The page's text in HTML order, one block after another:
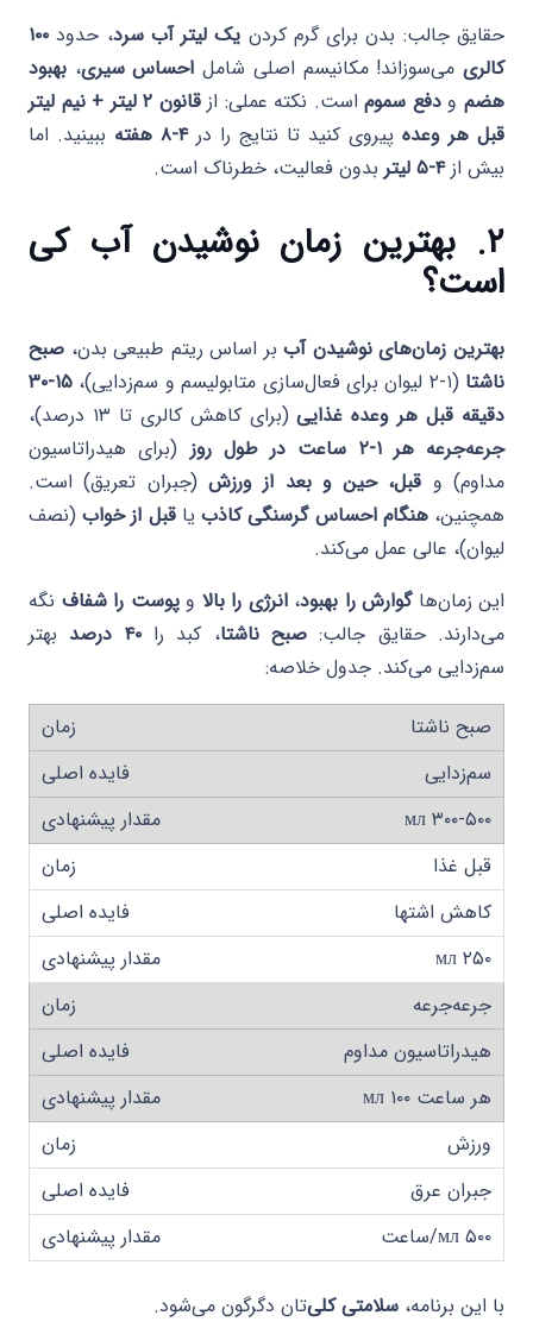
حقایق جالب: بدن برای گرم کردن یک لیتر آب سرد، حدود ۱۰۰
کالریمی‌سوزاند! مکانیسم اصلی شامل احساس سیری، بهبود
هضمودفع سموماست. نکته عملی: از
قانون ۲ لیتر + نیم لیتر
قبل هر وعده پیروی کنید تا نتایج را در۴-۸ هفته
ببینید. اما
بیش از۴-۵ لیتر بدون فعالیت، خطرناک است.
۲. بهترین زمان نوشیدن آب کی
است؟
بهترین زمان‌های نوشیدن آببر اساس ریتم طبیعی بدن، صبح
ناشتا (۱-۲ لیوان برای فعال‌سازی متابولیسم و سم‌زدایی)،
۱۵-۳۰
دقیقه قبل هر وعده غذایی(برای کاهش کالری تا ۱۳ درصد)،
جرعه‌جرعه هر ۱-۲ ساعت در طول روز
(برای هیدراتاسیون
مداوم) و قبل، حین و بعد از ورزش (جبران تعریق) است.
همچنین،هنگام احساس گرسنگی کاذبیاقبل از خواب(نصف
لیوان)، عالی عمل می‌کند.
این زمان‌هاگوارش را بهبود،انرژی را بالا وپوست را شفاف نگه
می‌دارند. حقایق جالب: صبح ناشتا، کبد را۴۰ درصد
بهتر
سم‌زدایی می‌کند. جدول خلاصه:
صبح ناشتا
سم‌زدایی
۳۰۰-۵۰۰ мл
قبل غذا
کاهش اشتها
۲۵۰ мл
جرعه‌جرعه
هیدراتاسیون مداوم
هر ساعت ۱۰۰ мл
ورزش
جبران عرق
۵۰۰ мл/ساعت
با این برنامه، سلامتی کلی‌تان دگرگون می‌شود.